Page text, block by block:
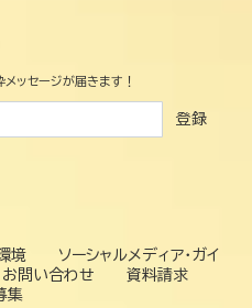
ッセージが届きます！
登録
境
ソーシャルメディア・ガイ
お問い合わせ
資料請求
集